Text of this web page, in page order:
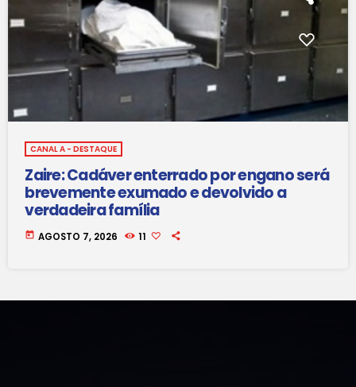
CANAL A - DESTAQUE
Zaire: Cadáver enterrado por engano será
brevemente exumado e devolvido a
verdadeira família
today AGOSTO 7, 2026 11